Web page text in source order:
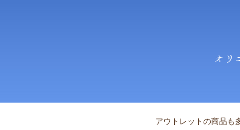
アウトレットの商品も